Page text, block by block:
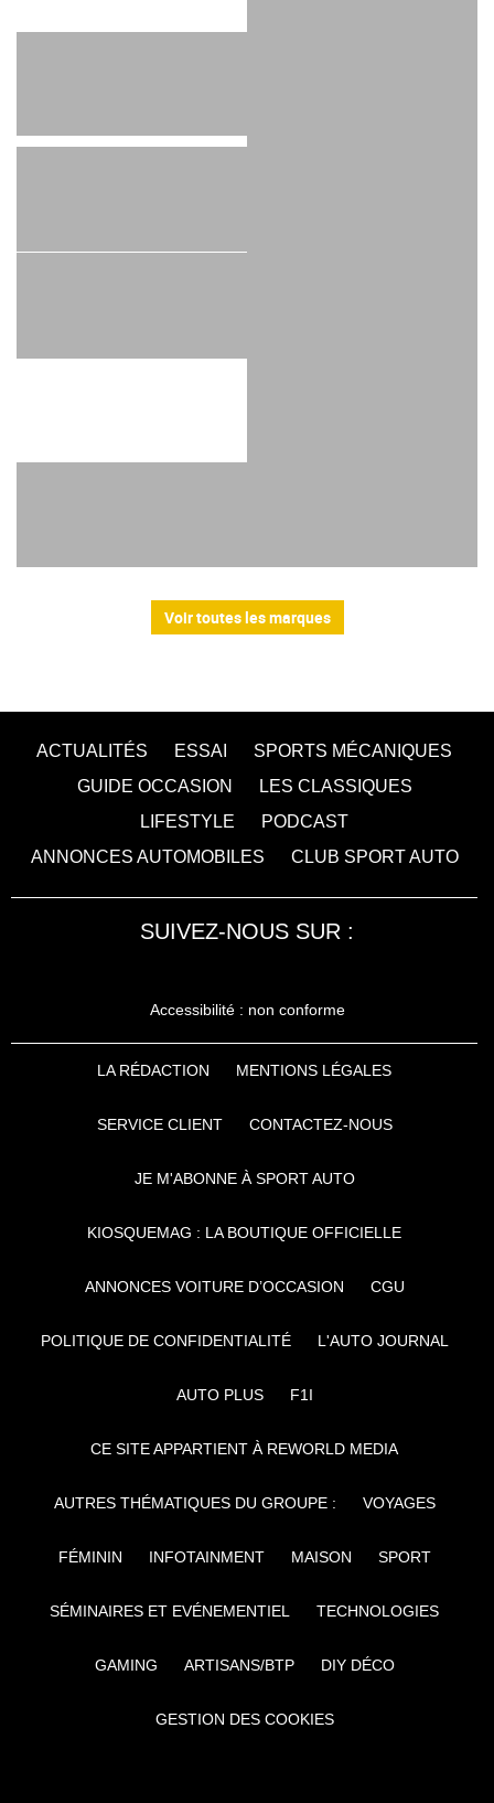
Voir toutes les marques
ACTUALITÉS ESSAI
SPORTS MÉCANIQUES
GUIDE OCCASION
LES CLASSIQUES
LIFESTYLE
PODCAST
ANNONCES AUTOMOBILES
CLUB SPORT AUTO
SUIVEZ-NOUS SUR :
Accessibilité : non conforme
LA RÉDACTION MENTIONS LÉGALES
SERVICE CLIENT CONTACTEZ-NOUS
JE M'ABONNE À SPORT AUTO
KIOSQUEMAG : LA BOUTIQUE OFFICIELLE
ANNONCES VOITURE D’OCCASION CGU
POLITIQUE DE CONFIDENTIALITÉ L'AUTO JOURNAL
AUTO PLUS F1I
CE SITE APPARTIENT À REWORLD MEDIA
AUTRES THÉMATIQUES DU GROUPE : VOYAGES
FÉMININ INFOTAINMENT MAISON SPORT
SÉMINAIRES ET EVÉNEMENTIEL TECHNOLOGIES
GAMING ARTISANS/BTP DIY DÉCO
GESTION DES COOKIES